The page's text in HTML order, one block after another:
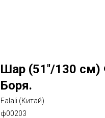
Шар (51''/130 см)
Боря.
Falali (Китай)
ф00203